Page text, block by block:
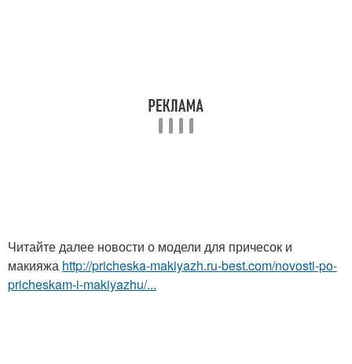
Читайте далее новости о модели для причесок и
макияжа http://pricheska-makiyazh.ru-best.com/novosti-po-
pricheskam-i-makiyazhu/...